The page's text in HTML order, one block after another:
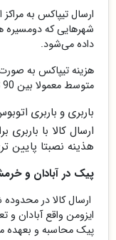
ارسال تیپاکس به
شهرهایی که دومسیره
داده می‌شود.
هزینه تیپاکس به
متوسط معمولا بین 90 تا 300 هزار تومان محاسبه میشود.
باربری و باربری
ارسال کالا با
هذینه نصبتا پایین
پیک در آبادان و
ارسال کالا در
ایزومن واقع آبادان
پیک محاسبه و